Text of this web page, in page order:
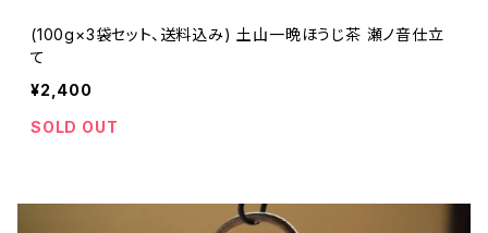
(100g×3袋セット、送料込み) 土山一晩ほうじ茶 瀬ノ音仕立
て
¥2,400
SOLD OUT